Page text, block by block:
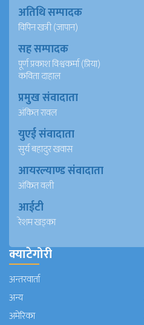
अतिथि सम्पादक
विपिन खत्री (जापान)
सह सम्पादक
पूर्ण प्रकाश विश्वकर्मा (प्रिया)
कविता दाहाल
प्रमुख संवादाता
अंकित रावल
युएई संवादाता
सुर्य बहादुर खवास
आयरल्याण्ड संवादाता
अंकित वली
आईटी
रेशम खड्का
क्याटेगोरी
अन्तरवार्ता
अन्य
अमेरिका